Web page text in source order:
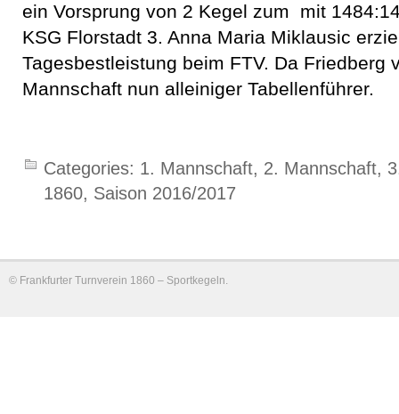
ein Vorsprung von 2 Kegel zum mit
KSG Florstadt 3. Anna Maria Miklausic
Tagesbestleistung beim FTV. Da Friedberg
Mannschaft nun alleiniger Tabellenführer.
Categories: 1. Mannschaft, 2. Mannschaft,
1860, Saison 2016/2017
© Frankfurter Turnverein 1860 – Sportkegeln.